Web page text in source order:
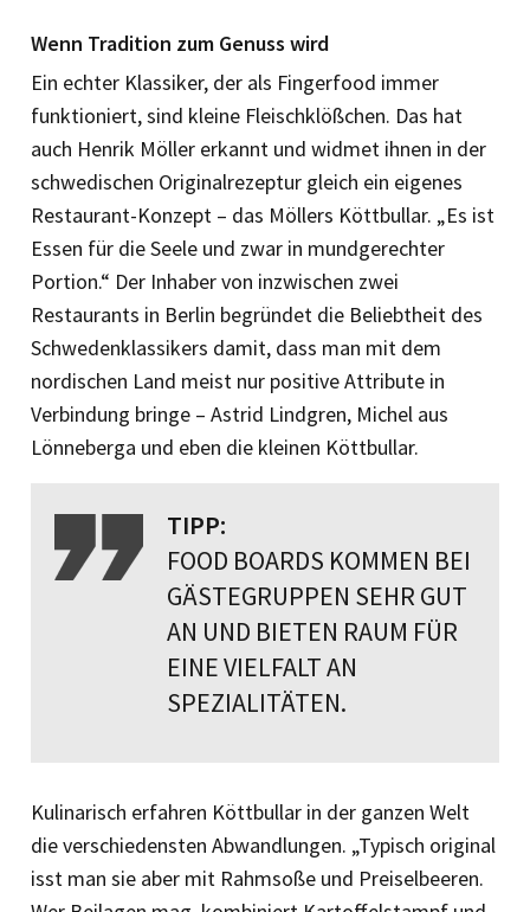
Wenn Tradition zum Genuss wird
Ein echter Klassiker, der als Fingerfood immer
funktioniert, sind kleine Fleischklößchen. Das hat
auch Henrik Möller erkannt und widmet ihnen in der
schwedischen Originalrezeptur gleich ein eigenes
Restaurant-Konzept – das Möllers Köttbullar. „Es ist
Essen für die Seele und zwar in mundgerechter
Portion.“ Der Inhaber von inzwischen zwei
Restaurants in Berlin begründet die Beliebtheit des
Schwedenklassikers damit, dass man mit dem
nordischen Land meist nur positive Attribute in
Verbindung bringe – Astrid Lindgren, Michel aus
Lönneberga und eben die kleinen Köttbullar.
TIPP:
FOOD BOARDS KOMMEN BEI
GÄSTEGRUPPEN SEHR GUT
AN UND BIETEN RAUM FÜR
EINE VIELFALT AN
SPEZIALITÄTEN.
Kulinarisch erfahren Köttbullar in der ganzen Welt
die verschiedensten Abwandlungen. „Typisch original
isst man sie aber mit Rahmsoße und Preiselbeeren.